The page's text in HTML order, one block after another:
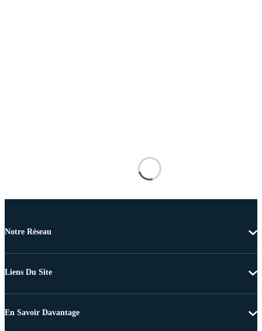
Notre Réseau
Liens Du Site
En Savoir Davantage